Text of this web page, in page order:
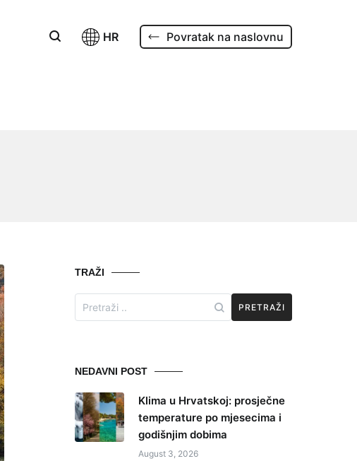
HR Povratak na naslovnu
TRAŽI
for:
NEDAVNI POST
Klima u Hrvatskoj: prosječne
temperature po mjesecima i
godišnjim dobima
August 3, 2026